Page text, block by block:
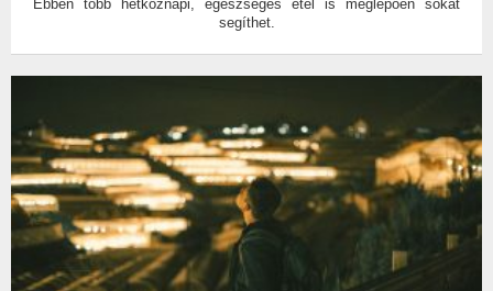
Ebben több hétköznapi, egészséges étel is meglepően sokat
segíthet.